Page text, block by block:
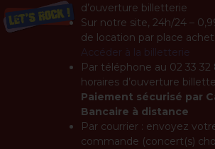
d’ouverture billetterie
Sur notre site, 24h/24 –
de location par place
Accéder à la billetterie
Par téléphone au 02 33 32
horaires d’ouverture
Paiement sécurisé par
Bancaire à distance
Par courrier : envoyez
commande (concert(s)